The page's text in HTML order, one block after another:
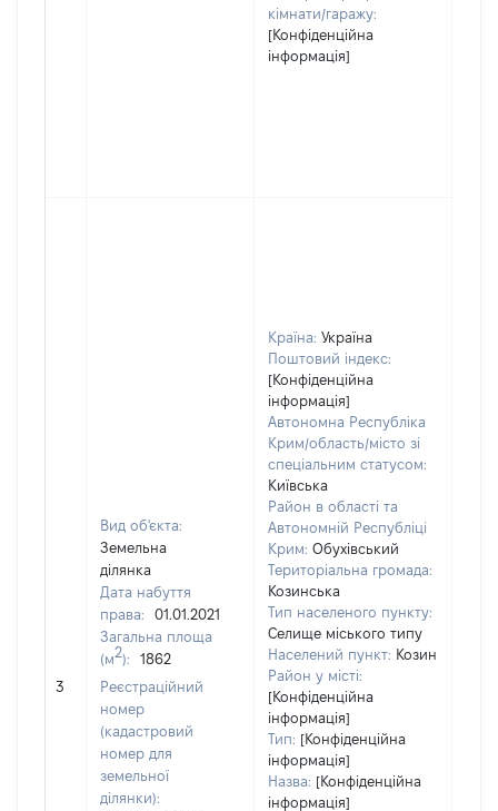
кімнати/гаражу:
[Конфіденційна
інформація]
3
Вид об'єкта:
Земельна
ділянка
Дата набуття
права:
01.01.2021
Загальна площа
(м2):
1862
Реєстраційний
номер
(кадастровий
номер для
земельної
ділянки):
Країна: Україна
Поштовий індекс:
[Конфіденційна
інформація]
Автономна Республіка
Крим/область/місто зі
спеціальним статусом:
Київська
Район в області та
Автономній Республіці
Крим: Обухівський
Територіальна громада:
Козинська
Тип населеного пункту:
Селище міського типу
Населений пункт: Козин
Район у місті:
[Конфіденційна
інформація]
Тип: [Конфіденційна
інформація]
Назва: [Конфіденційна
інформація]